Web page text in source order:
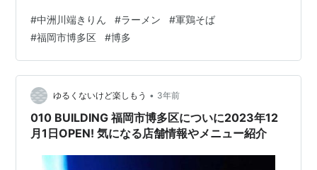
らけ 到着は休日の午前11時30分過ぎ。すでに列があり、
先客は3組5人。お店の人が出てきて人数を尋ねると同時
に、先に券売機で食券を購入しておくよう促してきま
す。 メニューはシンプルで豚骨ラーメン、軍鶏（シャ
モ）そば、つけ麺の三種類。 最近は、初見でツボにハマ
る豚骨ラーメンはなかなか見つからないこと…
#中洲川端きりん #ラーメン #軍鶏そば
#福岡市博多区 #博多
ゆるくないけど楽しもう • 3年前
010 BUILDING 福岡市博多区についに2023年12
月1日OPEN! 気になる店舗情報やメニュー紹介